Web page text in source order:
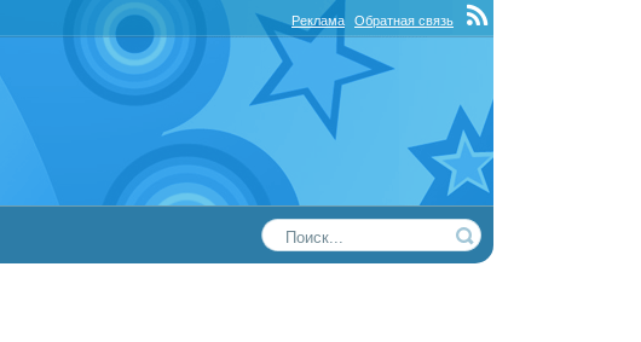
Реклама Обратная связь